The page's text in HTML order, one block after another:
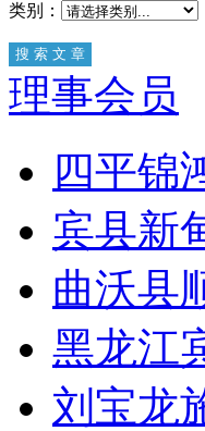
类别：
理事会员
四平锦
宾县新
曲沃县
黑龙江
刘宝龙